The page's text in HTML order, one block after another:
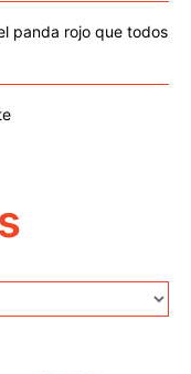
panda rojo que todos